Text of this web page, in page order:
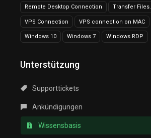
Remote Desktop Connection Transfer Files.
VPS Connection VPS connection on MAC
Windows 10 Windows 7 Windows RDP
Unterstützung
Supporttickets
Ankündigungen
Wissensbasis